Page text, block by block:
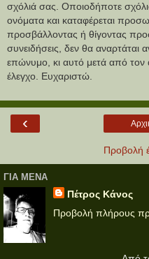
σχόλιά σας. Οποιοδήποτε
ονόματα και καταφέρεται
προσβάλλοντας ή θίγοντας
συνειδήσεις, δεν θα αναρτάται
επώνυμο, κι αυτό μετά από τον
έλεγχο. Ευχαριστώ.
‹
Προβολή
ΓΙΑ ΜΕΝΑ
Πέτρος Κάνος
Προβολή πλήρους